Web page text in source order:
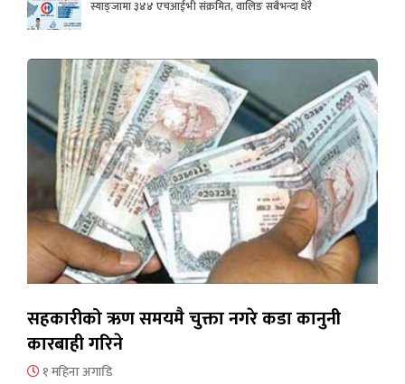
स्याङ्जामा ३४४ एचआईभी संक्रमित, वालिङ सबैभन्दा धेरै
सहकारीको ऋण समयमै चुक्ता नगरे कडा कानुनी
कारबाही गरिने
१ महिना अगाडि